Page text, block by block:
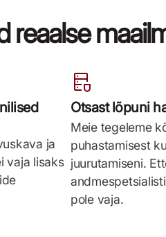
reaalse
ja
vaja lisaks
Otsast lõpuni
Meie tegeleme
puhastamisest
juurutamiseni.
pole vaja.